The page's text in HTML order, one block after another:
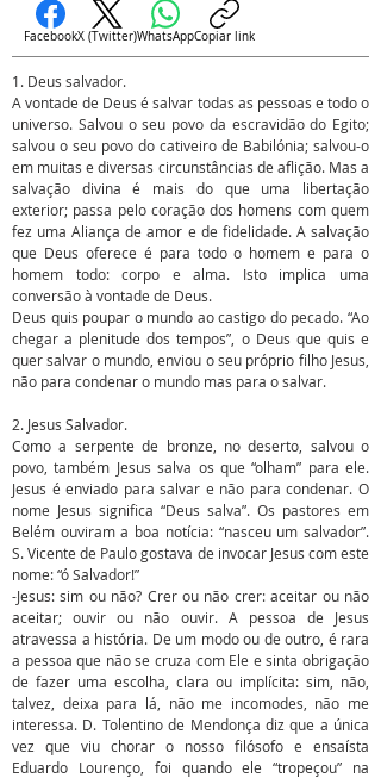
FacebookX (Twitter)WhatsAppCopiar link
1. Deus salvador.
A vontade de Deus é salvar todas as pessoas e todo o
universo. Salvou o seu povo da escravidão do Egito;
salvou o seu povo do cativeiro de Babilónia; salvou-o
em muitas e diversas circunstâncias de aflição. Mas a
salvação divina é mais do que uma libertação
exterior; passa pelo coração dos homens com quem
fez uma Aliança de amor e de fidelidade. A salvação
que Deus oferece é para todo o homem e para o
homem todo: corpo e alma. Isto implica uma
conversão à vontade de Deus.
Deus quis poupar o mundo ao castigo do pecado. “Ao
chegar a plenitude dos tempos”, o Deus que quis e
quer salvar o mundo, enviou o seu próprio filho Jesus,
não para condenar o mundo mas para o salvar.
2. Jesus Salvador.
Como a serpente de bronze, no deserto, salvou o
povo, também Jesus salva os que “olham” para ele.
Jesus é enviado para salvar e não para condenar. O
nome Jesus significa “Deus salva”. Os pastores em
Belém ouviram a boa notícia: “nasceu um salvador”.
S. Vicente de Paulo gostava de invocar Jesus com este
nome: “ó Salvador!”
-Jesus: sim ou não? Crer ou não crer: aceitar ou não
aceitar; ouvir ou não ouvir. A pessoa de Jesus
atravessa a história. De um modo ou de outro, é rara
a pessoa que não se cruza com Ele e sinta obrigação
de fazer uma escolha, clara ou implícita: sim, não,
talvez, deixa para lá, não me incomodes, não me
interessa. D. Tolentino de Mendonça diz que a única
vez que viu chorar o nosso filósofo e ensaísta
Eduardo Lourenço, foi quando ele “tropeçou” na